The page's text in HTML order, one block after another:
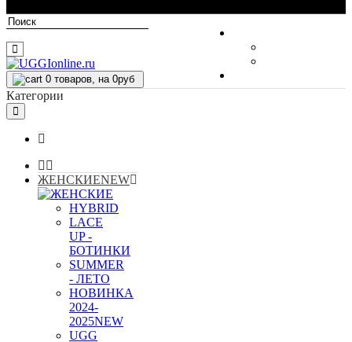
Корзина
0 товаров, на 0руб
Категории
ЖЕНСКИЕNEW
HYBRID
LACE
UP -
БОТИНКИ
SUMMER
- ЛЕТО
НОВИНКА
2024-
2025NEW
UGG